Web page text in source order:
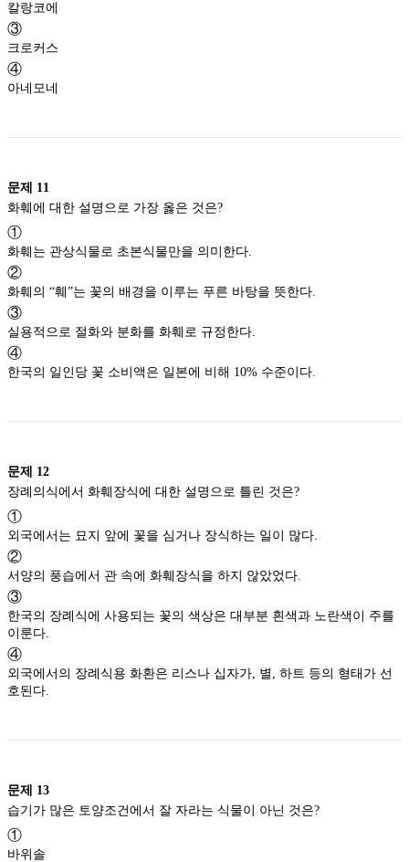
칼랑코에
③
크로커스
④
아네모네
문제 11
①
화훼는 관상식물로 초본식물만을 의미한다.
②
화훼의 “훼”는 꽃의 배경을 이루는 푸른 바탕을 뜻한다.
③
실용적으로 절화와 분화를 화훼로 규정한다.
④
한국의 일인당 꽃 소비액은 일본에 비해 10% 수준이다.
문제 12
①
외국에서는 묘지 앞에 꽃을 심거나 장식하는 일이 많다.
②
서양의 풍습에서 관 속에 화훼장식을 하지 않았었다.
③
한국의 장례식에 사용되는 꽃의 색상은 대부분 흰색과 노란색이 주를
이룬다.
④
외국에서의 장례식용 화환은 리스나 십자가, 별, 하트 등의 형태가 선
호된다.
문제 13
①
바위솔